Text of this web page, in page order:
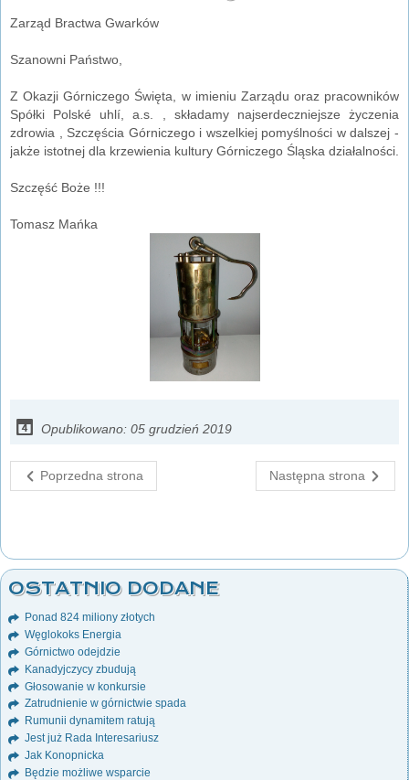
Zarząd Bractwa Gwarków
Szanowni Państwo,
Z Okazji Górniczego Święta, w imieniu Zarządu oraz pracowników
Spółki Polské uhlí, a.s. , składamy najserdeczniejsze życzenia
zdrowia , Szczęścia Górniczego i wszelkiej pomyślności w dalszej -
jakże istotnej dla krzewienia kultury Górniczego Śląska działalności.
Szczęść Boże !!!
Tomasz Mańka
Opublikowano: 05 grudzień 2019
Poprzedna strona Następna strona
OSTATNIO DODANE
Ponad 824 miliony złotych
Węglokoks Energia
Górnictwo odejdzie
Kanadyjczycy zbudują
Głosowanie w konkursie
Zatrudnienie w górnictwie spada
Rumunii dynamitem ratują
Jest już Rada Interesariusz
Jak Konopnicka
Będzie możliwe wsparcie